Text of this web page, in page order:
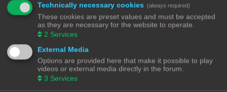
Deze website is eigendom van de beheerder van 3Dprintforum.eu
Contactgegevens:
Zie contact link
Inzamelen van informatie - Privacy en gegevensbescherming
De meeste informatie op deze website is beschikbaar zonder dat er
persoonsgegevens moeten worden verstrekt. Wanneer de gebruiker toch om
persoonlijke informatie gevraagd wordt, zal deze informatie enkel gebruikt
Technically necessary cookies (always required)
These cookies are preset values and must be accepted
as they are necessary for the website to operate.
2 Services
External Media
Options are provided here that make it possible to play
videos or external media directly in the forum.
3 Services